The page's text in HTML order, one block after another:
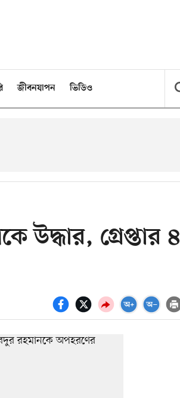
জীবনযাপন ভিডিও
উদ্ধার, গ্রেপ্তার ৪